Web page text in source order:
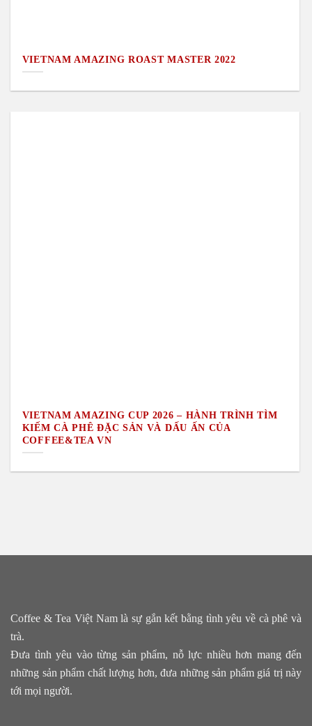
VIETNAM AMAZING ROAST MASTER 2022
VIETNAM AMAZING CUP 2026 – HÀNH TRÌNH TÌM
KIẾM CÀ PHÊ ĐẶC SẢN VÀ DẤU ẤN CỦA
COFFEE&TEA VN
Coffee & Tea Việt Nam là sự gắn kết bằng tình yêu về cà phê và
trà.
Đưa tình yêu vào từng sản phẩm, nỗ lực nhiều hơn mang đến
những sản phẩm chất lượng hơn, đưa những sản phẩm giá trị này
tới mọi người.